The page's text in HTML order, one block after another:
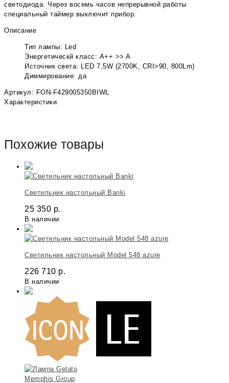
светодиода. Через восемь часов непрерывной работы
специальный таймер выключит прибор.
Описание
Тип лампы: Led
Энергетическй класс: A++ >> A
Источник света: LED 7,5W (2700K, CRI>90, 800Lm)
Диммирование: да
Артикул: FON-F429005350BIWL
Характеристики
Похожие товары
Светильник настольный Banki
25 350 р.
В наличии
Светильник настольный Model 548 azure
226 710 р.
В наличии
Memphis Group